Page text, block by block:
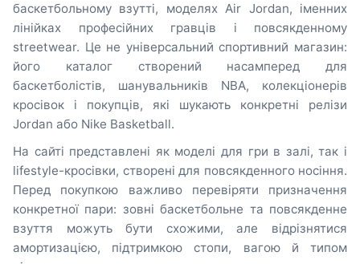
баскетбольному взутті, моделях Air Jordan, іменних
лінійках професійних гравців і повсякденному
streetwear. Це не універсальний спортивний магазин:
його каталог створений насамперед для
баскетболістів, шанувальників NBA, колекціонерів
кросівок і покупців, які шукають конкретні релізи
Jordan або Nike Basketball.
На сайті представлені як моделі для гри в залі, так і
lifestyle-кросівки, створені для повсякденного носіння.
Перед покупкою важливо перевіряти призначення
конкретної пари: зовні баскетбольне та повсякденне
взуття можуть бути схожими, але відрізнятися
амортизацією, підтримкою стопи, вагою й типом